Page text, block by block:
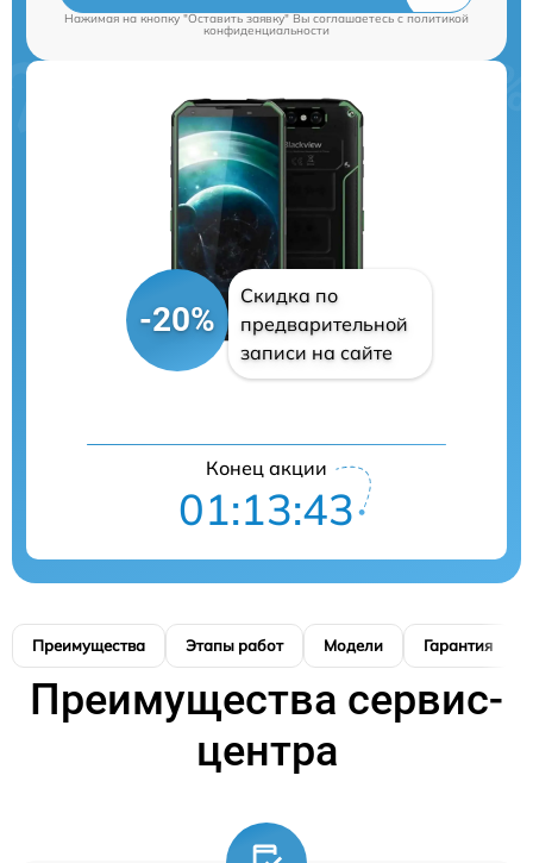
Нажимая на кнопку "Оставить заявку" Вы соглашаетесь cполитикой
конфиденциальности
-20%
Скидка по
предварительной
записи на сайте
Конец акции
01:13:42
Преимущества Этапы работ Модели Гарантия
Преимущества сервис-
центра